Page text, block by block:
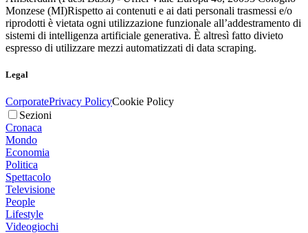
Monzese (MI)Rispetto ai contenuti e ai dati personali trasmessi e/o
riprodotti è vietata ogni utilizzazione funzionale all’addestramento di
sistemi di intelligenza artificiale generativa. È altresì fatto divieto
espresso di utilizzare mezzi automatizzati di data scraping.
Legal
CorporatePrivacy PolicyCookie Policy
Sezioni
Cronaca
Mondo
Economia
Politica
Spettacolo
Televisione
People
Lifestyle
Videogiochi